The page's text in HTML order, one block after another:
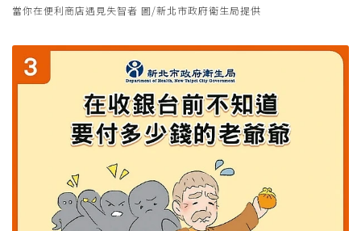
當你在便利商店遇見失智者 圖/新北市政府衛生局提供